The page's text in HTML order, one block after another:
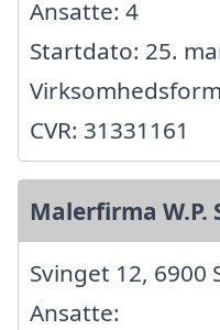
Ansatte: 4
Startdato: 25.
CVR: 31331161
Malerfirma W.P.
Svinget 12, 6900
Ansatte: